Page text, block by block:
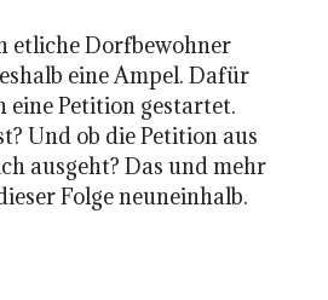
etliche Dorfbewohner
eine Ampel. Dafür
eine Petition gestartet.
Und ob die Petition aus
ausgeht? Das und mehr
Folge neuneinhalb.